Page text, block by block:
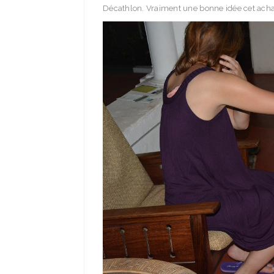
Décathlon. Vraiment une bonne idée cet